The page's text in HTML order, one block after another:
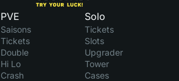
PVE
Saisons
Tickets
Double
Hi Lo
Crash
Solo
Tickets
Slots
Upgrader
Tower
Cases